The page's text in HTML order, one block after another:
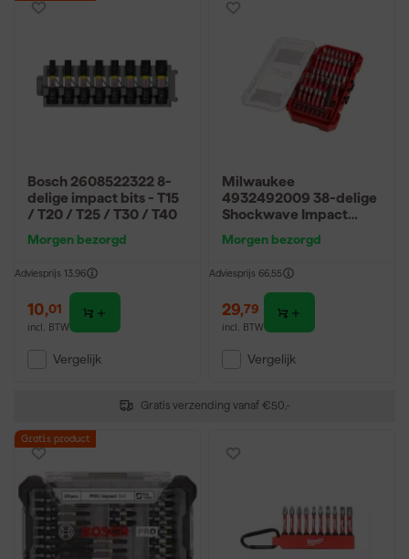
Gratis verzending vanaf €50,-
Bosch 2608522322 8-
delige impact bits - T15
/ T20 / T25 / T30 / T40
Morgen bezorgd
Adviesprijs 13,96
10,01
incl. BTW
Vergelijk
Milwaukee
4932492009 38-delige
Shockwave Impact
Morgen bezorgd
Adviesprijs 66,55
29,79
incl. BTW
Vergelijk
Gratis product